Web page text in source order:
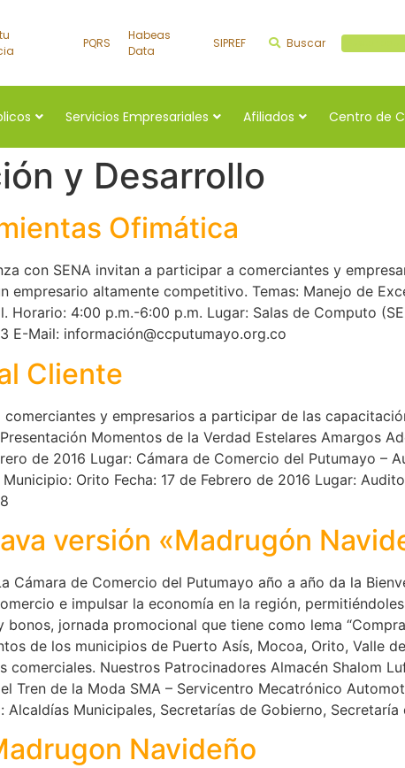
PQRS
Habeas
Data
SIPREF Buscar
Servicios Empresariales Afiliados Centro de
y Desarrollo
Ofimática
con SENA invitan a participar a comerciantes y
altamente competitivo. Temas: Manejo de
Horario: 4:00 p.m.-6:00 p.m. Lugar: Salas de Computo
E-Mail: información@ccputumayo.org.co
Cliente
y empresarios a participar de las
Momentos de la Verdad Estelares Amargos
de 2016 Lugar: Cámara de Comercio del Putumayo –
Orito Fecha: 17 de Febrero de 2016 Lugar:
versión «Madrugón
La Cámara de Comercio del Putumayo año a año da la
e impulsar la economía en la región,
jornada promocional que tiene como lema
de los municipios de Puerto Asís, Mocoa, Orito, Valle
Nuestros Patrocinadores Almacén Shalom
Tren de la Moda SMA – Servicentro Mecatrónico
Municipales, Secretarías de Gobierno,
Navideño